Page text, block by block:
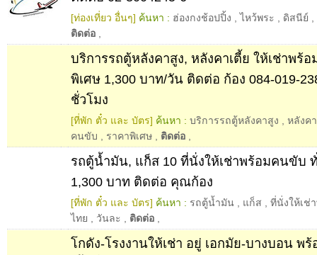
[ท่องเที่ยว อื่นๆ] ค้นหา : ฮ่องกงช้อปปิ้ง ,ไหว้พระ ดิสนีย์
ติดต่อ
บริการรถตู้หลังคาสูง, หลังคาเตี้ย ให้เช่าพร้
พิเศษ 1,300 บาท/วัน ติดต่อ ก้อง 084-019-
ชั่วโมง
[ที่พัก ตั๋ว และ บัตร] ค้นหา : บริการรถตู้หลังคาสูง
หลังค
คนขับ
ราคาพิเศษ ติดต่อ
รถตู้น้ำมัน, แก็ส 10 ที่นั่งให้เช่าพร้อมคนขับ
1,300 บาท ติดต่อ คุณก้อง
[ที่พัก ตั๋ว และ บัตร] ค้นหา : รถตู้น้ำมัน แก็ส
ที่นั่งให้เช่
ไทย
วันละ ติดต่อ
โกดัง-โรงงานให้เช่า อยู่ เอกมัย-บางบอน พ